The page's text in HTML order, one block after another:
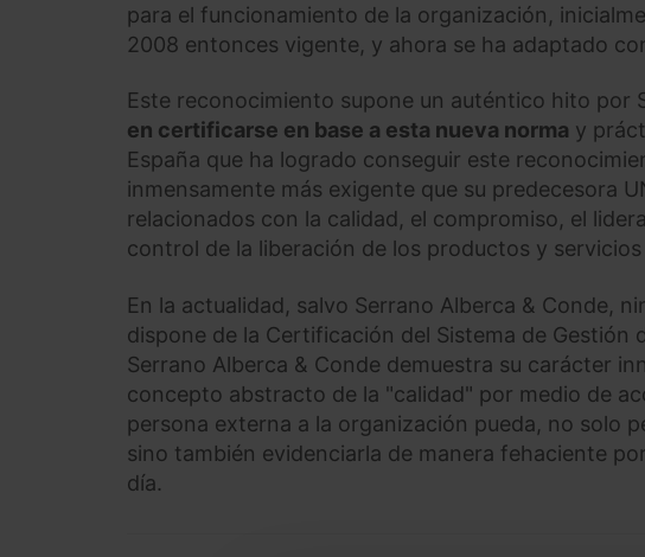
para el funcionamiento de la organización,
2008 entonces vigente, y ahora se ha adaptado
Este reconocimiento supone un auténtico hito por
en certificarse en base a esta nueva norma y
España que ha logrado conseguir este
inmensamente más exigente que su predecesora
relacionados con la calidad, el compromiso, el
control de la liberación de los productos y
En la actualidad, salvo Serrano Alberca & Conde,
dispone de la Certificación del Sistema de Gestión
Serrano Alberca & Conde demuestra su carácter
concepto abstracto de la "calidad" por medio de
persona externa a la organización pueda, no solo
sino también evidenciarla de manera fehaciente
día.